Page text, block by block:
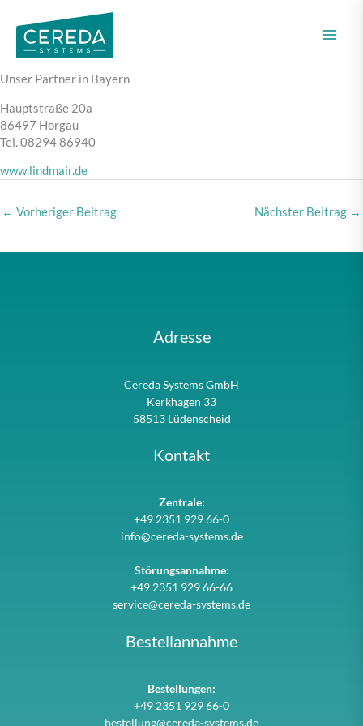
Inhalt
springen
Unser Partner in Bayern
Hauptstraße 20a
86497 Horgau
Tel. 08294 86940
www.lindmair.de
← Vorheriger Beitrag Nächster Beitrag →
Adresse
Cereda Systems GmbH
Kerkhagen 33
58513 Lüdenscheid
Kontakt
Zentrale:
+49 2351 929 66-0
info@cereda-systems.de
Störungsannahme:
+49 2351 929 66-66
service@cereda-systems.de
Bestellannahme
Bestellungen:
+49 2351 929 66-0
bestellung@cereda-systems.de